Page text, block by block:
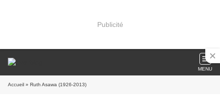
Publicité
MENU
Accueil » Ruth Asawa (1926-2013)